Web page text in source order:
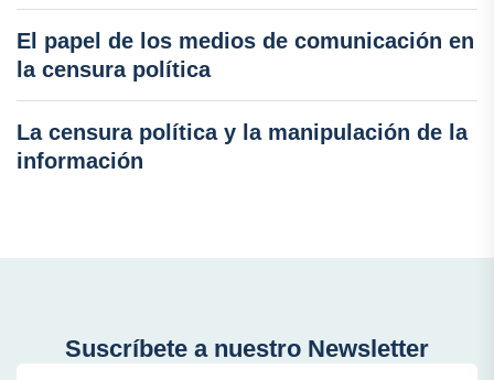
El papel de los medios de comunicación en
la censura política
La censura política y la manipulación de la
información
Suscríbete a nuestro Newsletter